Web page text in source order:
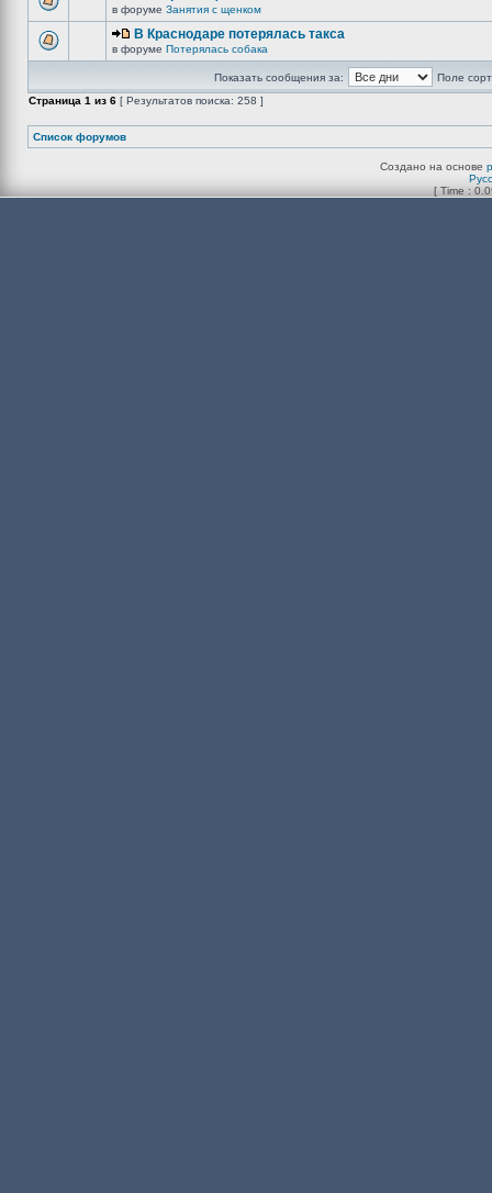
в форуме Занятия с щенком
В Краснодаре потерялась такса
в форуме Потерялась собака
Показать сообщения за:
Поле
Страница 1 из 6 [ Результатов поиска: 258 ]
Список форумов
Создано на основе
[ Time :